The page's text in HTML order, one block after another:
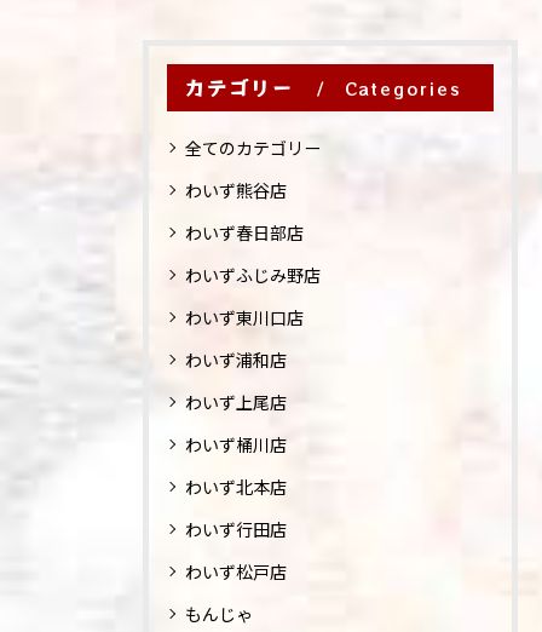
カテゴリー Categories
全てのカテゴリー
わいず熊谷店
わいず春日部店
わいずふじみ野店
わいず東川口店
わいず浦和店
わいず上尾店
わいず桶川店
わいず北本店
わいず行田店
わいず松戸店
もんじゃ